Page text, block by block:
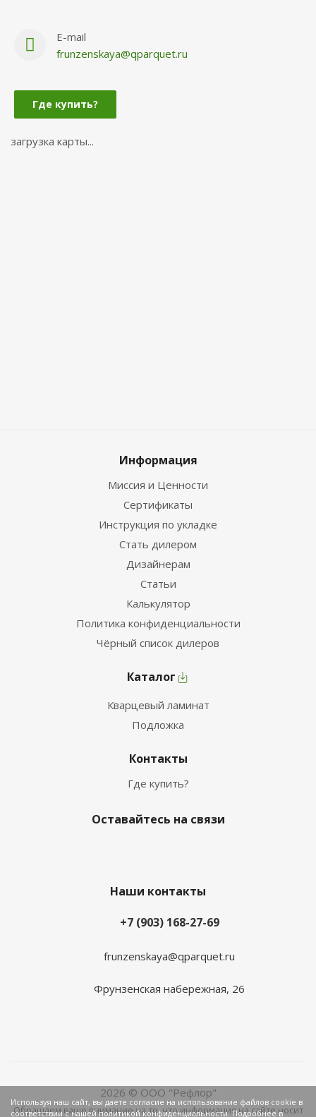
E-mail
frunzenskaya@qparquet.ru
Где купить?
загрузка карты...
Информация
Миссия и Ценности
Сертификаты
Инструкция по укладке
Стать дилером
Дизайнерам
Статьи
Калькулятор
Политика конфиденциальности
Чёрный список дилеров
Каталог
Кварцевый ламинат
Подложка
Контакты
Где купить?
Оставайтесь на связи
Наши контакты
+7 (903) 168-27-69
frunzenskaya@qparquet.ru
Фрунзенская набережная, 26
2026 © ООО "Рефлор"
Обращаем ваше внимание на то, что информация на сайте носит
Используя наш сайт, вы даете согласие на использование файлов cookie в
соответствии с нашей политикой конфиденциальности. Подробнее в